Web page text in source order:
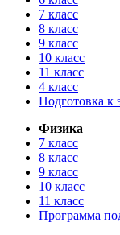
7 класс
8 класс
9 класс
10 класс
11 класс
4 класс
Подготовка
Физика
7 класс
8 класс
9 класс
10 класс
11 класс
Программа